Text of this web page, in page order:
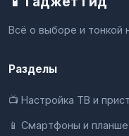
Всё о выборе и тонкой
Разделы
📺 Настройка ТВ и
📱 Смартфоны и